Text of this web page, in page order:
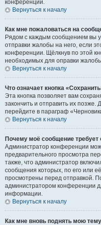
конференции.
Вернуться к началу
Как мне пожаловаться на
Рядом с каждым сообщением вы
отправки жалобы на него, если
конференции. Щёлкнув по этой
необходимых для оправки
Вернуться к началу
Что означает кнопка
Эта кнопка позволяет вам
закончить и отправить их позже.
перейдите в параграф
Вернуться к началу
Почему моё сообщение требует
Администратор конференции
предварительного просмотра
также, что администратор
сообщения которых, по его или
просмотрены перед отправкой.
администратором конференции
информации.
Вернуться к началу
Как мне вновь поднять мою